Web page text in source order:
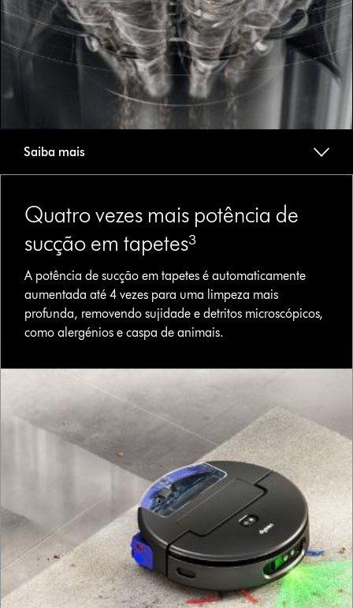
Saiba mais
Quatro vezes mais potência de
sucção em tapetes³
A potência de sucção em tapetes é automaticamente
aumentada até 4 vezes para uma limpeza mais
profunda, removendo sujidade e detritos microscópicos,
como alergénios e caspa de animais.